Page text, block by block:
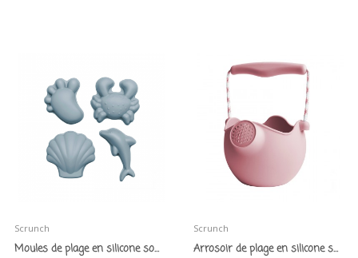
Scrunch
Moules de plage en silicone souple "Scrunch...
Scrunch
Arrosoir de plage en silicone souple "Scrunch...